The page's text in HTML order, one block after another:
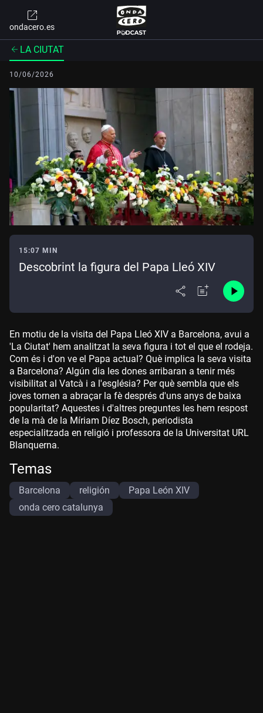
ondacero.es
LA CIUTAT
10/06/2026
15:07 MIN
Descobrint la figura del Papa Lleó XIV
En motiu de la visita del Papa Lleó XIV a Barcelona, avui a
'La Ciutat' hem analitzat la seva figura i tot el que el rodeja.
Com és i d'on ve el Papa actual? Què implica la seva visita
a Barcelona? Algún dia les dones arribaran a tenir més
visibilitat al Vatcà i a l'església? Per què sembla que els
joves tornen a abraçar la fè després d'uns anys de baixa
popularitat? Aquestes i d'altres preguntes les hem respost
de la mà de la Míriam Díez Bosch, periodista
especialitzada en religió i professora de la Universitat URL
Blanquerna.
Temas
Barcelona religión
Papa León XIV
onda cero catalunya